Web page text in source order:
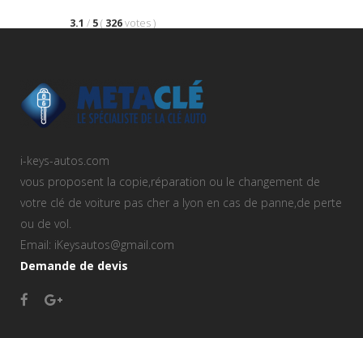
3.1 / 5( 326votes)
i-keys-autos.com
vous proposent la copie,réparation ou le changement de
votre clé de voiture pas cher a lyon en cas de panne,de perte
ou de vol.
Email: iKeysautos@gmail.com
Demande de devis